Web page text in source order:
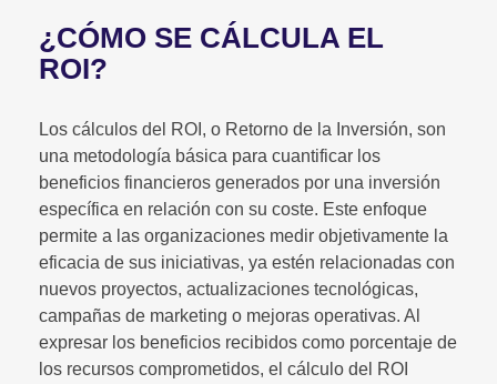
¿CÓMO SE CÁLCULA EL
ROI?
Los cálculos del ROI, o Retorno de la Inversión, son
una metodología básica para cuantificar los
beneficios financieros generados por una inversión
específica en relación con su coste. Este enfoque
permite a las organizaciones medir objetivamente la
eficacia de sus iniciativas, ya estén relacionadas con
nuevos proyectos, actualizaciones tecnológicas,
campañas de marketing o mejoras operativas. Al
expresar los beneficios recibidos como porcentaje de
los recursos comprometidos, el cálculo del ROI